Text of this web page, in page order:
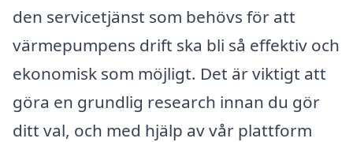
den servicetjänst som behövs för att
värmepumpens drift ska bli så effektiv och
ekonomisk som möjligt. Det är viktigt att
göra en grundlig research innan du gör
ditt val, och med hjälp av vår plattform